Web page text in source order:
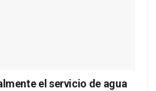
el servicio de agua